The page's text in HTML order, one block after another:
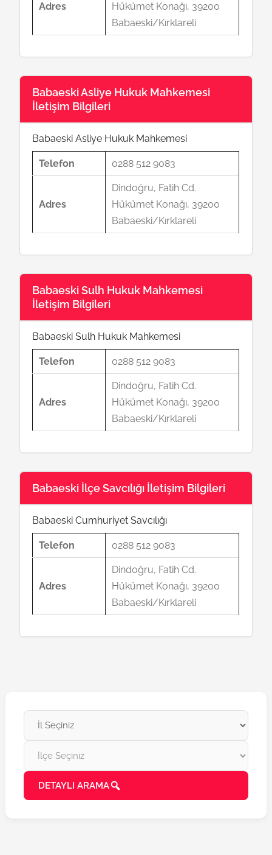
Adres
Hükümet Konağı, 39200
Babaeski/Kırklareli
Babaeski Asliye Hukuk Mahkemesi
İletişim Bilgileri
Babaeski Asliye Hukuk Mahkemesi
Telefon 0288 512 9083
Adres
Dindoğru, Fatih Cd.
Hükümet Konağı, 39200
Babaeski/Kırklareli
Babaeski Sulh Hukuk Mahkemesi
İletişim Bilgileri
Babaeski Sulh Hukuk Mahkemesi
Telefon 0288 512 9083
Adres
Dindoğru, Fatih Cd.
Hükümet Konağı, 39200
Babaeski/Kırklareli
Babaeski İlçe Savcılığı İletişim Bilgileri
Babaeski Cumhuriyet Savcılığı
Telefon 0288 512 9083
Adres
Dindoğru, Fatih Cd.
Hükümet Konağı, 39200
Babaeski/Kırklareli
DETAYLI ARAMA